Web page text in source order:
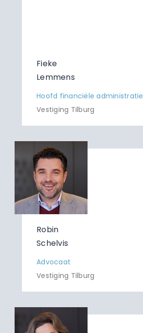
Fieke
Lemmens
Hoofd financiële administratie
Vestiging Tilburg
Robin
Schelvis
Advocaat
Vestiging Tilburg